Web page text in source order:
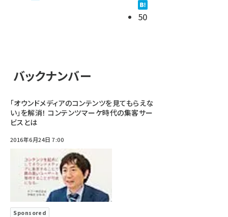
50
バックナンバー
「オウンドメディアのコンテンツを見てもらえな
い」を解消！ コンテンツマーケ時代の集客サー
ビスとは
2016年6月24日 7:00
Sponsored